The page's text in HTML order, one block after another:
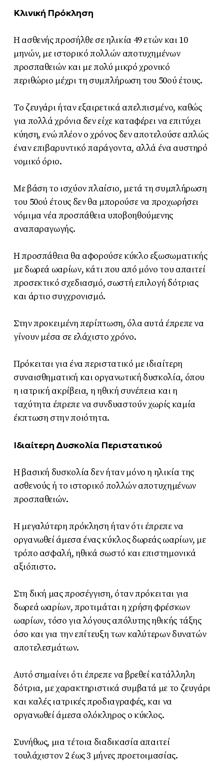
Κλινική Πρόκληση
Η ασθενής προσήλθε σε ηλικία 49 ετών και 10
μηνών, με ιστορικό πολλών αποτυχημένων
προσπαθειών και με πολύ μικρό χρονικό
περιθώριο μέχρι τη συμπλήρωση του 50ού έτους.
Το ζευγάρι ήταν εξαιρετικά απελπισμένο, καθώς
για πολλά χρόνια δεν είχε καταφέρει να επιτύχει
κύηση, ενώ πλέον ο χρόνος δεν αποτελούσε απλώς
έναν επιβαρυντικό παράγοντα, αλλά ένα αυστηρό
νομικό όριο.
Με βάση το ισχύον πλαίσιο, μετά τη συμπλήρωση
του 50ού έτους δεν θα μπορούσε να προχωρήσει
νόμιμα νέα προσπάθεια υποβοηθούμενης
αναπαραγωγής.
Η προσπάθεια θα αφορούσε κύκλο εξωσωματικής
με δωρεά ωαρίων, κάτι που από μόνο του απαιτεί
προσεκτικό σχεδιασμό, σωστή επιλογή δότριας
και άρτιο συγχρονισμό.
Στην προκειμένη περίπτωση, όλα αυτά έπρεπε να
γίνουν μέσα σε ελάχιστο χρόνο.
Πρόκειται για ένα περιστατικό με ιδιαίτερη
συναισθηματική και οργανωτική δυσκολία, όπου
η ιατρική ακρίβεια, η ηθική συνέπεια και η
ταχύτητα έπρεπε να συνδυαστούν χωρίς καμία
έκπτωση στην ποιότητα.
Ιδιαίτερη Δυσκολία Περιστατικού
Η βασική δυσκολία δεν ήταν μόνο η ηλικία της
ασθενούς ή το ιστορικό πολλών αποτυχημένων
προσπαθειών.
Η μεγαλύτερη πρόκληση ήταν ότι έπρεπε να
οργανωθεί άμεσα ένας κύκλος δωρεάς ωαρίων, με
τρόπο ασφαλή, ηθικά σωστό και επιστημονικά
αξιόπιστο.
Στη δική μας προσέγγιση, όταν πρόκειται για
δωρεά ωαρίων, προτιμάται η χρήση φρέσκων
ωαρίων, τόσο για λόγους απόλυτης ηθικής τάξης
όσο και για την επίτευξη των καλύτερων δυνατών
αποτελεσμάτων.
Αυτό σημαίνει ότι έπρεπε να βρεθεί κατάλληλη
δότρια, με χαρακτηριστικά συμβατά με το ζευγάρι
και καλές ιατρικές προδιαγραφές, και να
οργανωθεί άμεσα ολόκληρος ο κύκλος.
Συνήθως, μια τέτοια διαδικασία απαιτεί
τουλάχιστον 2 έως 3 μήνες προετοιμασίας.